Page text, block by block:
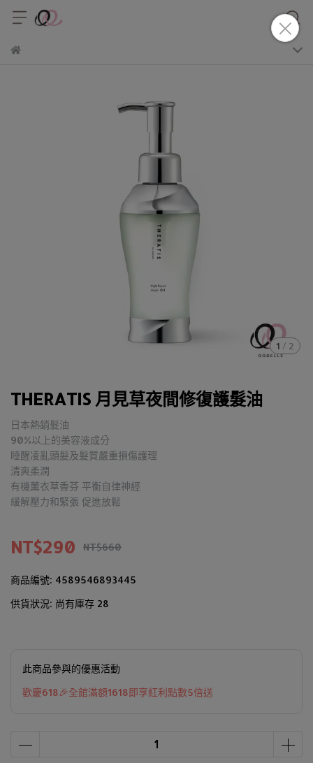
1 / 2
THERATIS 月見草夜間修復護髮油
日本熱銷髮油
90%以上的美容液成分
睡醒凌亂頭髮及髮質嚴重損傷護理
清爽柔潤
有機薰衣草香芬 平衡自律神經
緩解壓力和緊張 促進放鬆
NT$290 NT$660
商品編號: 4589546893445
供貨狀況: 尚有庫存 28
此商品參與的優惠活動
歡慶618🎉全館滿額1618即享紅利點數5倍送